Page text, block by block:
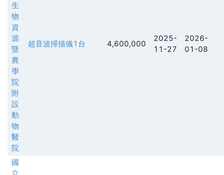
生
物
資
源
暨
農
學
院
附
設
動
物
醫
院
超音波掃描儀1台 4,600,000
2025-
11-27
2026-
01-08
國